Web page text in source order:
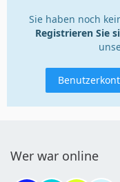
Sie haben noch
Registrieren Sie
Wer war online